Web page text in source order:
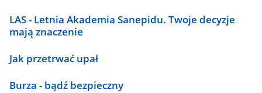
LAS - Letnia Akademia Sanepidu. Twoje decyzje
mają znaczenie
Jak przetrwać upał
Burza - bądź bezpieczny